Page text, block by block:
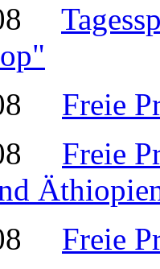
Freie
Freie
Freie